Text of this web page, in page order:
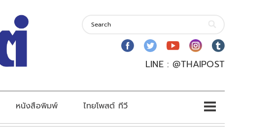
LINE : @THAIPOST
หนังสือพิมพ์ ไทยโพสต์ ทีวี